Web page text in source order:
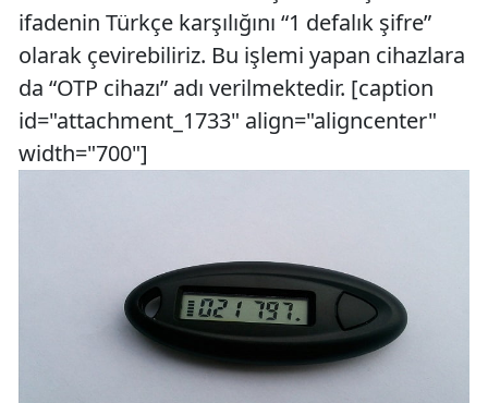
ifadenin Türkçe karşılığını “1 defalık şifre”
olarak çevirebiliriz. Bu işlemi yapan cihazlara
da “OTP cihazı” adı verilmektedir. [caption
id="attachment_1733" align="aligncenter"
width="700"]